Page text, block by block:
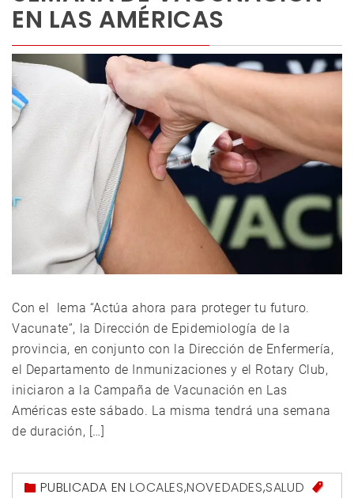
EN LAS AMÉRICAS
Con el lema “Actúa ahora para proteger tu futuro.
Vacunate”, la Dirección de Epidemiología de la
provincia, en conjunto con la Dirección de Enfermería,
el Departamento de Inmunizaciones y el Rotary Club,
iniciaron a la Campaña de Vacunación en Las
Américas este sábado. La misma tendrá una semana
de duración, […]
PUBLICADA ENLOCALES,NOVEDADES,SALUD